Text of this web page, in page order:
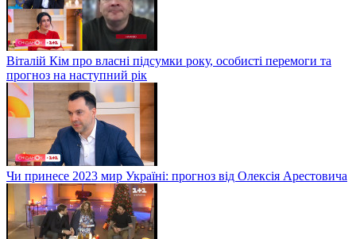
Віталій Кім про власні підсумки року, особисті перемоги та
прогноз на наступний рік
Чи принесе 2023 мир Україні: прогноз від Олексія Арестовича